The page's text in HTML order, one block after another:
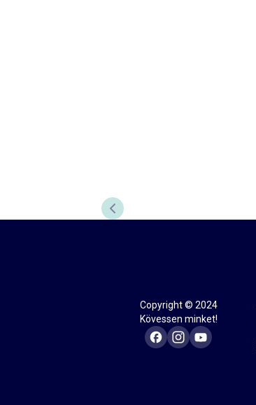
ELŐZŐ DIA
Copyright © 2024
Kövessen minket!